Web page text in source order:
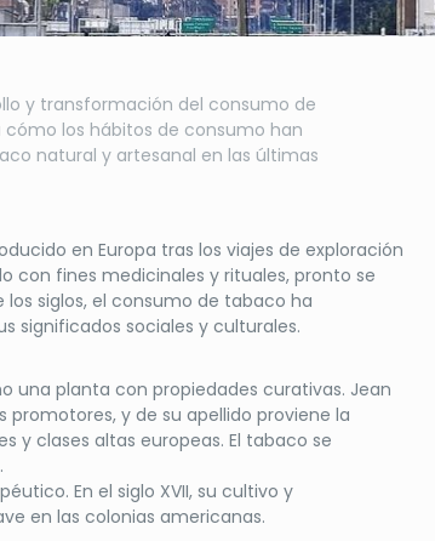
y transformación del consumo de
cómo los hábitos de consumo han
natural y artesanal en las últimas
en Europa tras los viajes de exploración
con fines medicinales y rituales, pronto se
siglos, el consumo de tabaco ha
significados sociales y culturales.
una planta con propiedades curativas. Jean
y de su apellido proviene la
y clases altas europeas. El tabaco se
En el siglo XVII, su cultivo y
en las colonias americanas.